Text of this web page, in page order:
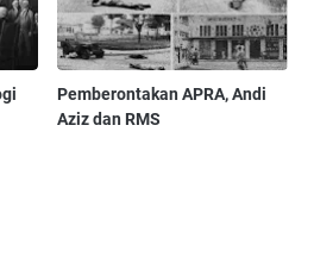
Pemberontakan APRA, Andi
Aziz dan RMS